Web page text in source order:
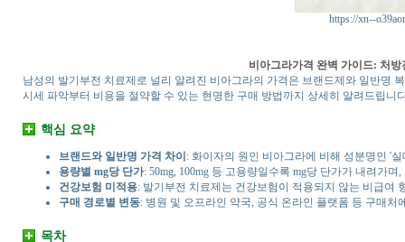
https://xn--
비아그라가격 완벽 가이드: 처
남성의 발기부전 치료제로 널리 알려진 비아그라의 가격은 브랜드제와 일반명
시세 파악부터 비용을 절약할 수 있는 현명한 구매 방법까지 상세히 알려드립니
핵심 요약
브랜드와 일반명 가격 차이 : 화이자의 원인 비아그라에 비해 성분명인 '
용량별 mg당 단가: 50mg, 100mg 등 고용량일수록 mg당 단가가 내려가
건강보험 미적용: 발기부전 치료제는 건강보험이 적용되지 않는 비급여
구매 경로별 변동: 병원 및 오프라인 약국, 공식 온라인 플랫폼 등 구매
목차